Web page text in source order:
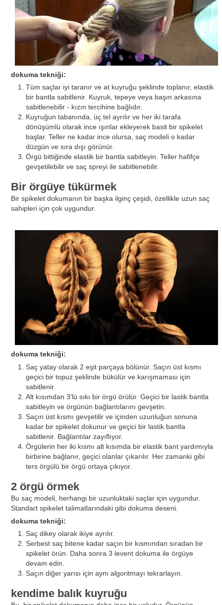
dokuma tekniği:
Tüm saçlar iyi taranır ve at kuyruğu şeklinde toplanır, elastik
bir bantla sabitlenir. Kuyruk, tepeye veya başın arkasına
sabitlenebilir - kızın tercihine bağlıdır.
Kuyruğun tabanında, üç tel ayrılır ve her iki tarafa
dönüşümlü olarak ince ışınlar ekleyerek basit bir spikelet
başlar. Teller ne kadar ince olursa, saç modeli o kadar
düzgün ve sıra dışı görünür.
Örgü bittiğinde elastik bir bantla sabitleyin. Teller hafifçe
gevşetilebilir ve saç spreyi ile sabitlenebilir.
Bir örgüye tükürmek
Bir spikelet dokumanın bir başka ilginç çeşidi, özellikle uzun saç
sahipleri için çok uygundur.
dokuma tekniği:
Saç yatay olarak 2 eşit parçaya bölünür. Saçın üst kısmı
geçici bir topuz şeklinde bükülür ve karışmaması için
sabitlenir.
Alt kısımdan 3'lü sıkı bir örgü örülür. Geçici bir lastik bantla
sabitleyin ve örgünün bağlantılarını gevşetin.
Saçın üst kısmı gevşetilir ve içinden uzunluğun sonuna
kadar bir spikelet dokunur ve geçici bir lastik bantla
sabitlenir. Bağlantılar zayıflıyor.
Örgülerin her iki kısmı alt kısımda bir elastik bant yardımıyla
birbirine bağlanır, geçici olanlar çıkarılır. Her zamanki gibi
ters örgülü bir örgü ortaya çıkıyor.
2 örgü örmek
Bu saç modeli, herhangi bir uzunluktaki saçlar için uygundur.
Standart spikelet talimatlarındaki gibi dokuma deseni.
dokuma tekniği:
Saç dikey olarak ikiye ayrılır.
Serbest saç bitene kadar saçın bir kısmından sıradan bir
spikelet örün. Daha sonra 3 levent dokuma ile örgüye
devam edin.
Saçın diğer yarısı için aynı algoritmayı tekrarlayın.
kendime balık kuyruğu